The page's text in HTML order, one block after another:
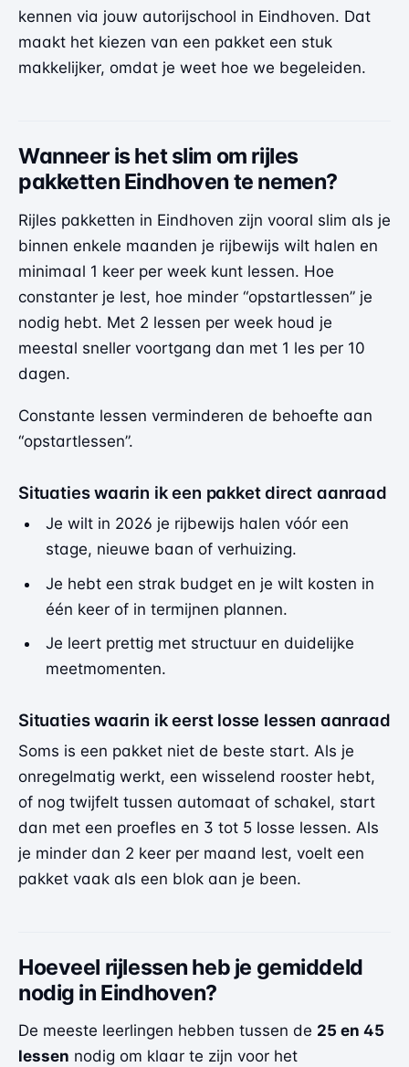
kennen via jouw autorijschool in Eindhoven. Dat
maakt het kiezen van een pakket een stuk
makkelijker, omdat je weet hoe we begeleiden.
Wanneer is het slim om rijles
pakketten Eindhoven te nemen?
Rijles pakketten in Eindhoven zijn vooral slim als je
binnen enkele maanden je rijbewijs wilt halen en
minimaal 1 keer per week kunt lessen. Hoe
constanter je lest, hoe minder “opstartlessen” je
nodig hebt. Met 2 lessen per week houd je
meestal sneller voortgang dan met 1 les per 10
dagen.
Constante lessen verminderen de behoefte aan
“opstartlessen”.
Situaties waarin ik een pakket direct aanraad
Je wilt in 2026 je rijbewijs halen vóór een
stage, nieuwe baan of verhuizing.
Je hebt een strak budget en je wilt kosten in
één keer of in termijnen plannen.
Je leert prettig met structuur en duidelijke
meetmomenten.
Situaties waarin ik eerst losse lessen aanraad
Soms is een pakket niet de beste start. Als je
onregelmatig werkt, een wisselend rooster hebt,
of nog twijfelt tussen automaat of schakel, start
dan met een proefles en 3 tot 5 losse lessen. Als
je minder dan 2 keer per maand lest, voelt een
pakket vaak als een blok aan je been.
Hoeveel rijlessen heb je gemiddeld
nodig in Eindhoven?
De meeste leerlingen hebben tussen de 25 en 45
lessen nodig om klaar te zijn voor het